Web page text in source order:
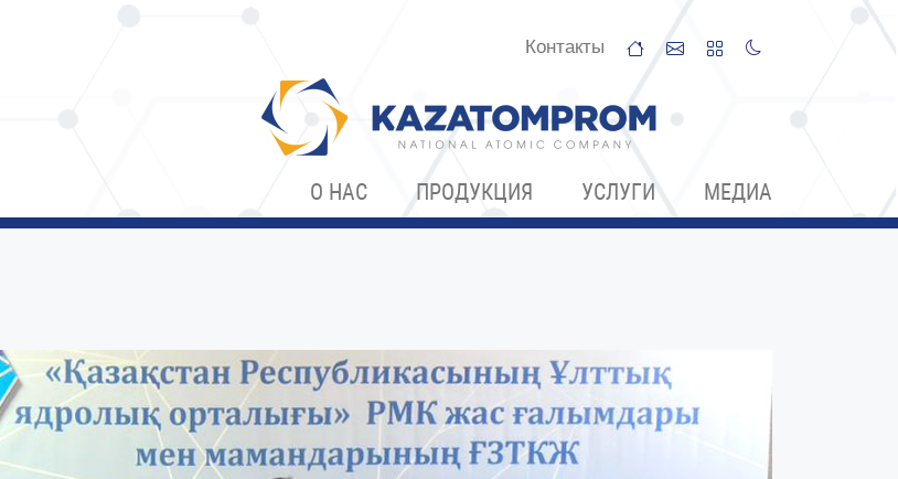
Контакты
О НАС ПРОДУКЦИЯ УСЛУГИ МЕДИА